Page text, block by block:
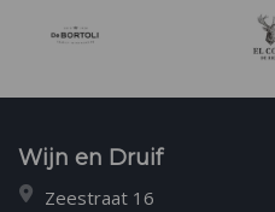
Wijn en Druif
Zeestraat 16